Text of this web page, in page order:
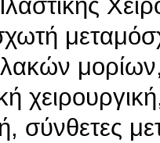
σύνθετες